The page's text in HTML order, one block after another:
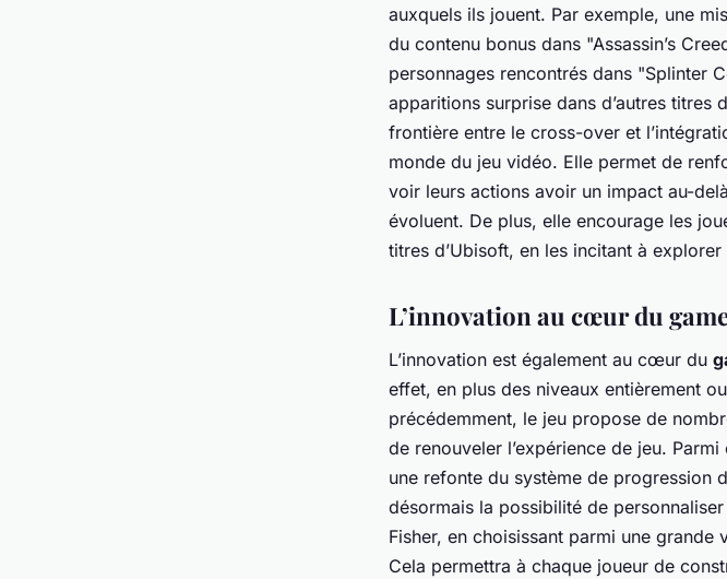
auxquels ils jouent. Par exemple, une
du contenu bonus dans "Assassin’s
personnages rencontrés dans "Splinter
apparitions surprise dans d’autres titres
frontière entre le cross-over et
monde du jeu vidéo. Elle permet de
voir leurs actions avoir un impact au-
évoluent. De plus, elle encourage les
titres d’Ubisoft, en les incitant à
L’innovation au cœur du
L’innovation est également au cœur du
effet, en plus des niveaux entièrement
précédemment, le jeu propose de
de renouveler l’expérience de jeu.
une refonte du système de progression
désormais la possibilité de
Fisher, en choisissant parmi une grande
Cela permettra à chaque joueur de